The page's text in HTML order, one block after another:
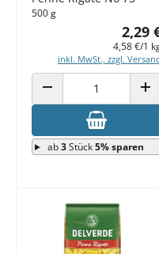
500 g
2,29
4,58 €/1
inkl. MwSt., zzgl.
ANZAHL VERRINGERN
ab3Stück5% sparen